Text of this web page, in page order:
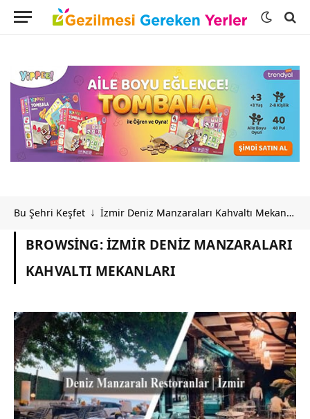
Bu Şehri Keşfet ↓ İzmir Deniz Manzaraları Kahvaltı Mekanları
BROWSING:İZMIR DENIZ MANZARALARI
KAHVALTI MEKANLARI